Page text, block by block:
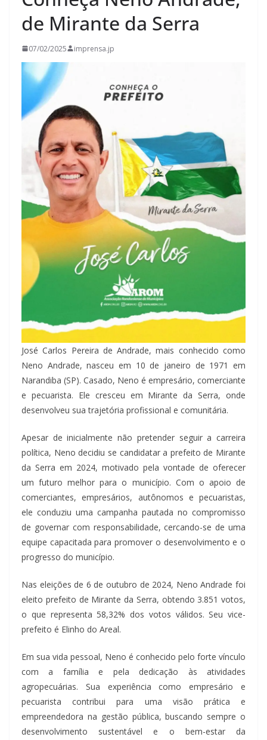
de Mirante da Serra
07/02/2025 imprensa.jp
José Carlos Pereira de Andrade, mais conhecido como
Neno Andrade, nasceu em 10 de janeiro de 1971 em
Narandiba (SP). Casado, Neno é empresário, comerciante
e pecuarista. Ele cresceu em Mirante da Serra, onde
desenvolveu sua trajetória profissional e comunitária.
Apesar de inicialmente não pretender seguir a carreira
política, Neno decidiu se candidatar a prefeito de Mirante
da Serra em 2024, motivado pela vontade de oferecer
um futuro melhor para o município. Com o apoio de
comerciantes, empresários, autônomos e pecuaristas,
ele conduziu uma campanha pautada no compromisso
de governar com responsabilidade, cercando-se de uma
equipe capacitada para promover o desenvolvimento e o
progresso do município.
Nas eleições de 6 de outubro de 2024, Neno Andrade foi
eleito prefeito de Mirante da Serra, obtendo 3.851 votos,
o que representa 58,32% dos votos válidos. Seu vice-
prefeito é Elinho do Areal.
Em sua vida pessoal, Neno é conhecido pelo forte vínculo
com a família e pela dedicação às atividades
agropecuárias. Sua experiência como empresário e
pecuarista contribui para uma visão prática e
empreendedora na gestão pública, buscando sempre o
desenvolvimento sustentável e o bem-estar da